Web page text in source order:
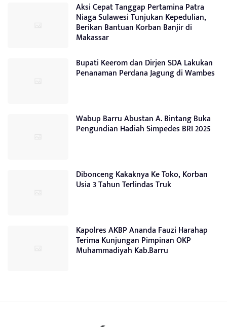
Aksi Cepat Tanggap Pertamina Patra
Niaga Sulawesi Tunjukan Kepedulian,
Berikan Bantuan Korban Banjir di
Makassar
Bupati Keerom dan Dirjen SDA Lakukan
Penanaman Perdana Jagung di Wambes
Wabup Barru Abustan A. Bintang Buka
Pengundian Hadiah Simpedes BRI 2025
Dibonceng Kakaknya Ke Toko, Korban
Usia 3 Tahun Terlindas Truk
Kapolres AKBP Ananda Fauzi Harahap
Terima Kunjungan Pimpinan OKP
Muhammadiyah Kab.Barru